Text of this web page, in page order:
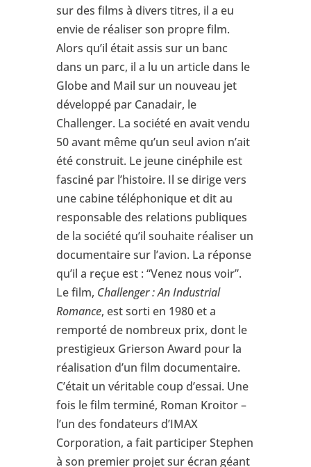
sur des films à divers titres, il a eu
envie de réaliser son propre film.
Alors qu’il était assis sur un banc
dans un parc, il a lu un article dans le
Globe and Mail sur un nouveau jet
développé par Canadair, le
Challenger. La société en avait vendu
50 avant même qu’un seul avion n’ait
été construit. Le jeune cinéphile est
fasciné par l’histoire. Il se dirige vers
une cabine téléphonique et dit au
responsable des relations publiques
de la société qu’il souhaite réaliser un
documentaire sur l’avion. La réponse
qu’il a reçue est : “Venez nous voir”.
Le film, Challenger : An Industrial
Romance, est sorti en 1980 et a
remporté de nombreux prix, dont le
prestigieux Grierson Award pour la
réalisation d’un film documentaire.
C’était un véritable coup d’essai. Une
fois le film terminé, Roman Kroitor –
l’un des fondateurs d’IMAX
Corporation, a fait participer Stephen
à son premier projet sur écran géant